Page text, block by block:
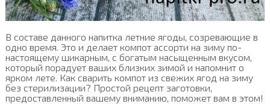
В составе данного напитка летние ягоды, созревающие в
одно время. Это и делает компот ассорти на зиму по-
настоящему шикарным, с богатым насыщенным вкусом,
который порадует ваших близких зимой и напомнит о
ярком лете. Как сварить компот из свежих ягод на зиму
без стерилизации? Простой рецепт заготовки,
предоставленный вашему вниманию, поможет вам в этом!